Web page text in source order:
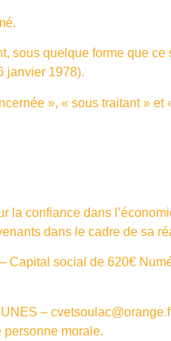
sous quelque forme que
janvier 1978).
», « sous traitant »
la confiance dans
dans le cadre de sa
Capital social de 620€
–
morale.